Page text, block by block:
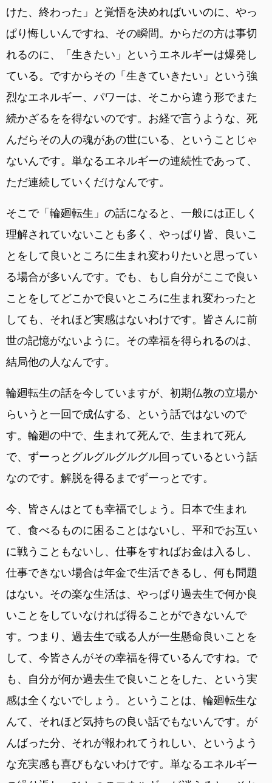
けた、終わった」と覚悟を決めればいいのに、やっ
ぱり悔しいんですね、その瞬間。からだの方は事切
れるのに、「生きたい」というエネルギーは爆発し
ている。ですからその「生きていきたい」という強
烈なエネルギー、パワーは、そこから違う形でまた
続かざるをを得ないのです。お経で言うような、死
んだらその人の魂があの世にいる、ということじゃ
ないんです。単なるエネルギーの連続性であって、
ただ連続していくだけなんです。
そこで「輪廻転生」の話になると、一般には正しく
理解されていないことも多く、やっぱり皆、良いこ
とをして良いところに生まれ変わりたいと思ってい
る場合が多いんです。でも、もし自分がここで良い
ことをしてどこかで良いところに生まれ変わったと
しても、それほど実感はないわけです。皆さんに前
世の記憶がないように。その幸福を得られるのは、
結局他の人なんです。
輪廻転生の話を今していますが、初期仏教の立場か
らいうと一回で成仏する、という話ではないので
す。輪廻の中で、生まれて死んで、生まれて死ん
で、ずーっとグルグルグルグル回っているという話
なのです。解脱を得るまでずーっとです。
今、皆さんはとても幸福でしょう。日本で生まれ
て、食べるものに困ることはないし、平和でお互い
に戦うこともないし、仕事をすればお金は入るし、
仕事できない場合は年金で生活できるし、何も問題
はない。その楽な生活は、やっぱり過去生で何か良
いことをしていなければ得ることができないんで
す。つまり、過去生で或る人が一生懸命良いことを
して、今皆さんがその幸福を得ているんですね。で
も、自分が何か過去生で良いことをした、という実
感は全くないでしょう。ということは、輪廻転生な
んて、それほど気持ちの良い話でもないんです。が
んばった分、それが報われてうれしい、というよう
な充実感も喜びもないわけです。単なるエネルギー